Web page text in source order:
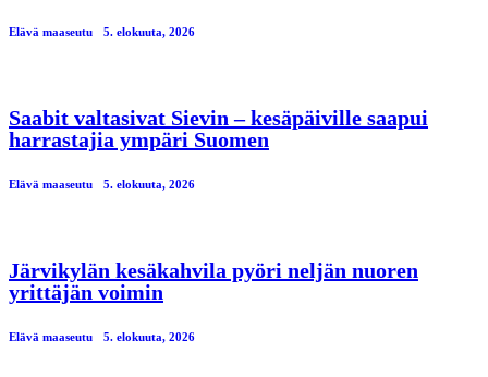
Elävä maaseutu 5. elokuuta, 2026
Saabit valtasivat Sievin – kesäpäiville saapui
harrastajia ympäri Suomen
Elävä maaseutu 5. elokuuta, 2026
Järvikylän kesäkahvila pyöri neljän nuoren
yrittäjän voimin
Elävä maaseutu 5. elokuuta, 2026